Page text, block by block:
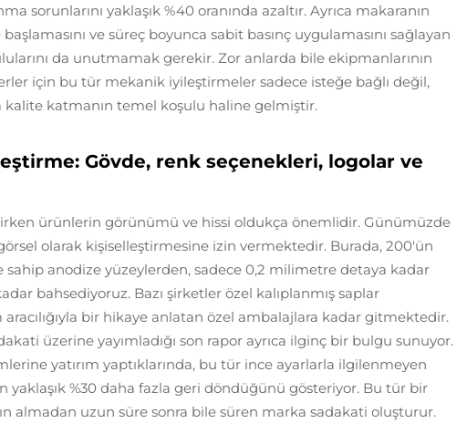
sorunlarını yaklaşık %40 oranında azaltır. Ayrıca makaranın
ve süreç boyunca sabit basınç uygulamasını sağlayan
da unutmamak gerekir. Zor anlarda bile ekipmanlarının
için bu tür mekanik iyileştirmeler sadece isteğe bağlı değil,
kalite katmanın temel koşulu haline gelmiştir.
Gövde, renk seçenekleri, logolar ve
ürünlerin görünümü ve hissi oldukça önemlidir. Günümüzde
olarak kişiselleştirmesine izin vermektedir. Burada, 200'ün
sahip anodize yüzeylerden, sadece 0,2 milimetre detaya kadar
bahsediyoruz. Bazı şirketler özel kalıplanmış saplar
bir hikaye anlatan özel ambalajlara kadar gitmektedir.
üzerine yayımladığı son rapor ayrıca ilginç bir bulgu sunuyor.
yatırım yaptıklarında, bu tür ince ayarlarla ilgilenmeyen
yaklaşık %30 daha fazla geri döndüğünü gösteriyor. Bu tür bir
almadan uzun süre sonra bile süren marka sadakati oluşturur.